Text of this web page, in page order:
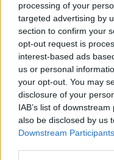
processing of your
targeted advertising by
section to confirm your
opt-out request is
interest-based ads
us or personal
your opt-out. You may
disclosure of your
IAB’s list of
also be disclosed by us
Downstream Participants
Sajnos nagy
körülvevő népek
valamivel, és néha
antiglobalista és
de szorosan
természetes
tökéletesen
(Bár utóbbiaknak